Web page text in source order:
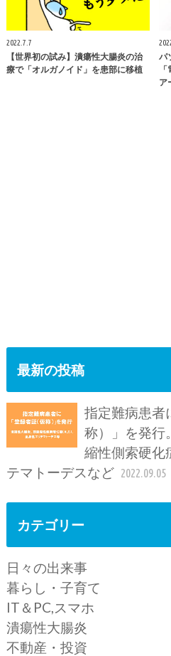
2022.7.7
【世界初の試み】潰瘍性大腸炎の治
療で「オルガノイド」を患部に移植
パ
ア
最新の投稿
指定難病患者
称）」を発行
縮性側索硬化
テマトーデスなど 2022.09.05
カテゴリー
日々の出来事
暮らし・子育て
IT＆PC,スマホ
潰瘍性大腸炎
不動産・投資